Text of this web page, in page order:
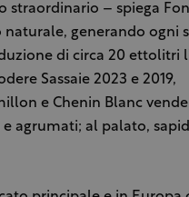
straordinario – spiega
generando ogni
di circa 20 ettolitri
Sassaie 2023 e 2019,
e Chenin Blanc
agrumati; al palato,